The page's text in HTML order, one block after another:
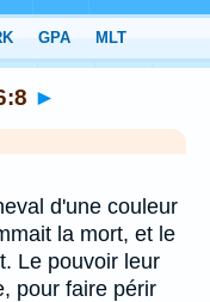
►
d'une couleur
la mort, et le
Le pouvoir leur
pour faire périr